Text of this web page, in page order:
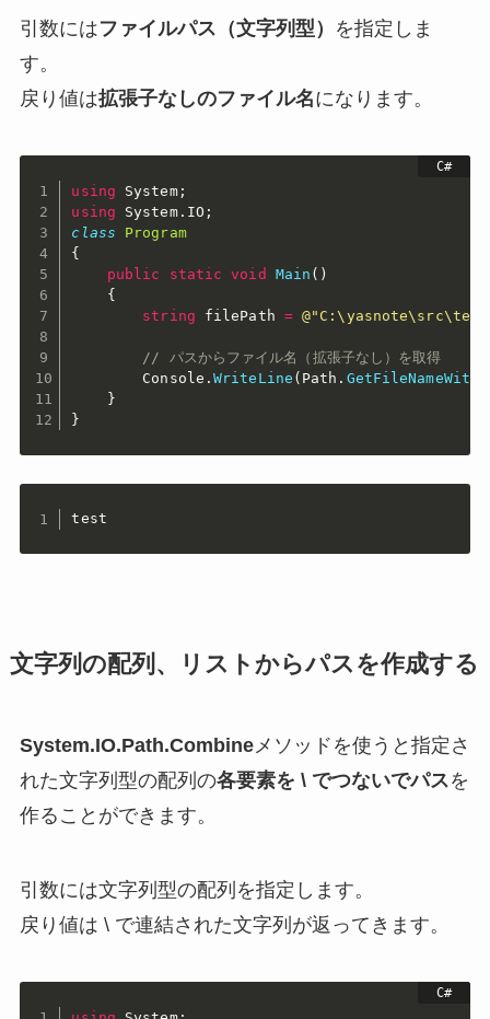
引数にはファイルパス（文字列型）
を指定しま
す。
戻り値は拡張子なしのファイル名になります。
using System;
using System. IO ;
class
Program
{
public
static void Main ( )
{
string filePath =
// パスからファイル名（拡張子なし）を取得
        Console
.WriteLine ( Path .
}
}
test
文字列の配列、リストからパスを作成する
System.IO.Path.Combineメソッドを使うと指定さ
れた文字列型の配列の各要素を \ でつないでパスを
作ることができます。
引数には文字列型の配列を指定します。
戻り値は \ で連結された文字列が返ってきます。